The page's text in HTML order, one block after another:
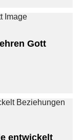
Gott
entwickelt